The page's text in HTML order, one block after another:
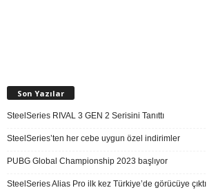
Son Yazılar
SteelSeries RIVAL 3 GEN 2 Serisini Tanıttı
SteelSeries’ten her cebe uygun özel indirimler
PUBG Global Championship 2023 başlıyor
SteelSeries Alias Pro ilk kez Türkiye’de görücüye çıktı